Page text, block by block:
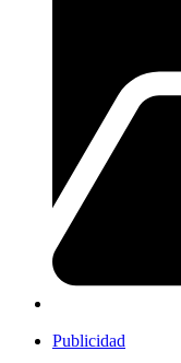
Publicidad